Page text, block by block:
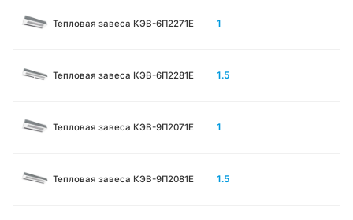
Тепловая завеса КЭВ-6П2271E 1
Тепловая завеса КЭВ-6П2281E 1.5
Тепловая завеса КЭВ-9П2071E 1
Тепловая завеса КЭВ-9П2081E 1.5